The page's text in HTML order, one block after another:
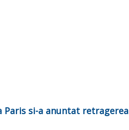
Paris si-a anuntat retragerea